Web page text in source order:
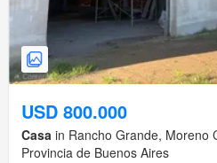
USD 800.000
Casa in Rancho Grande, Moreno
Provincia de Buenos Aires